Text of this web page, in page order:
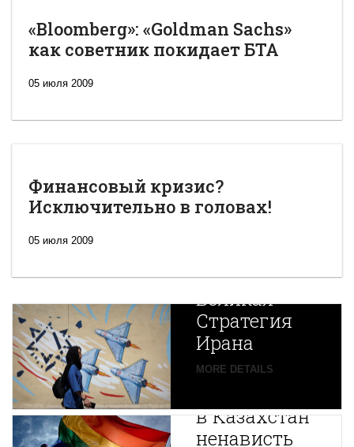
«Bloomberg»: «Goldman Sachs»
как советник покидает БТА
05 июля 2009
Финансовый кризис?
Исключительно в головах!
05 июля 2009
Новая
Великая
Стратегия
Ирана
MORE DETAILS
Путин
в Казахстан
ненависть
Центральной